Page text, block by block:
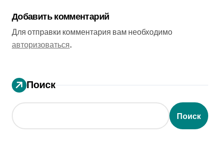
Добавить комментарий
Для отправки комментария вам необходимо
авторизоваться.
Поиск
Поиск